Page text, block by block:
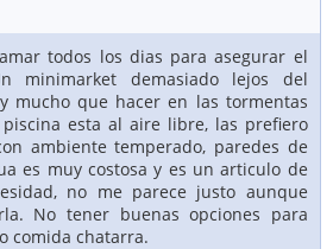
todos los dias para asegurar el
minimarket demasiado lejos del
mucho que hacer en las tormentas
esta al aire libre, las prefiero
ambiente temperado, paredes de
es muy costosa y es un articulo de
no me parece justo aunque
No tener buenas opciones para
comida chatarra.